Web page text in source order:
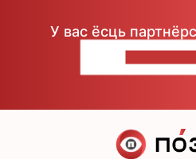
У вас ёсць